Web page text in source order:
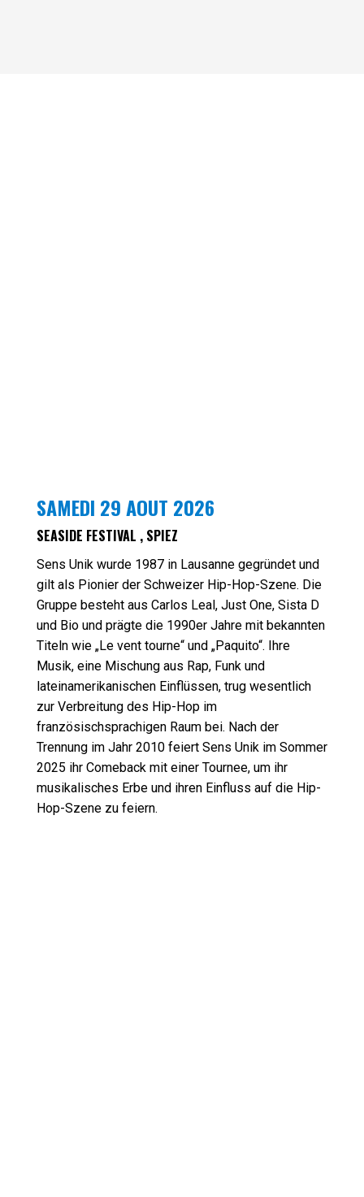
SAMEDI 29 AOUT 2026
SEASIDE FESTIVAL , SPIEZ
Sens Unik wurde 1987 in Lausanne gegründet und
gilt als Pionier der Schweizer Hip-Hop-Szene. Die
Gruppe besteht aus Carlos Leal, Just One, Sista D
und Bio und prägte die 1990er Jahre mit bekannten
Titeln wie „Le vent tourne“ und „Paquito“. Ihre
Musik, eine Mischung aus Rap, Funk und
lateinamerikanischen Einflüssen, trug wesentlich
zur Verbreitung des Hip-Hop im
französischsprachigen Raum bei. Nach der
Trennung im Jahr 2010 feiert Sens Unik im Sommer
2025 ihr Comeback mit einer Tournee, um ihr
musikalisches Erbe und ihren Einfluss auf die Hip-
Hop-Szene zu feiern.